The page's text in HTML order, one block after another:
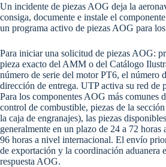
Un incidente de piezas AOG deja la
consiga, documente e instale el
un programa activo de piezas AOG para
Para iniciar una solicitud de piezas AOG:
pieza exacto del AMM o del Catálogo
número de serie del motor PT6, el número
dirección de entrega. UTP activa su red de
Para los componentes AOG más comunes
control de combustible, piezas de la
la caja de engranajes), las piezas
generalmente en un plazo de 24 a 72
96 horas a nivel internacional. El envío
de exportación y la coordinación aduanera
respuesta AOG.